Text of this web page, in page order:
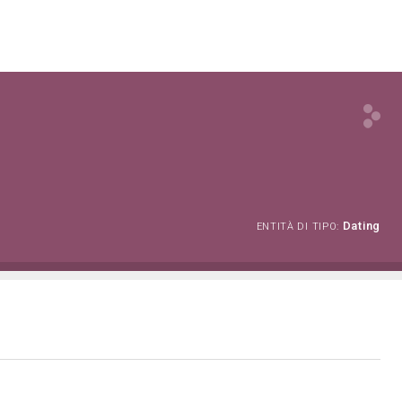
ENTITÀ DI TIPO: Dating